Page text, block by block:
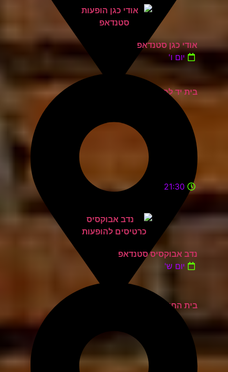
בית יד לבנים אשדוד
אודי כגן סטנדאפ
יום ו'
בית החייל תל אביב
21:30
נדב אבוקסיס סטנדאפ
יום ש'